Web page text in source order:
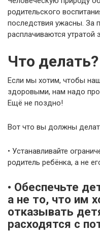
родительского
последствия ужасны. За
расплачиваются утратой
Что делать?
Если мы хотим, чтобы
здоровыми, нам надо
Ещё не поздно!
Вот что вы должны
• Устанавливайте
родитель ребёнка, а не
• Обеспечьте
а не то, что им
отказывать
расходятся с